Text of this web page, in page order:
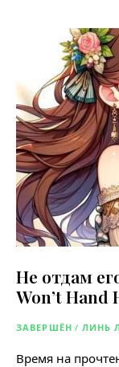
Не отдам
Won’t Hand
ЗАВЕРШЁН / ЛИНЬ
Время на